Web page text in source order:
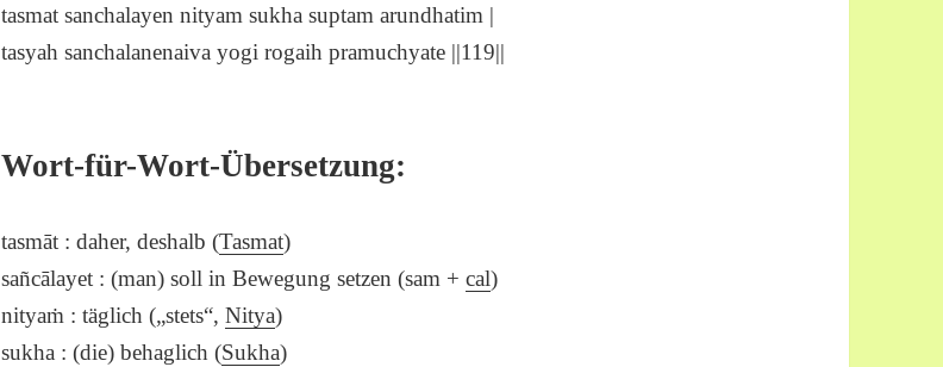
tasmat sanchalayen nityam sukha suptam arundhatim |
tasyah sanchalanenaiva yogi rogaih pramuchyate ||119||
Wort-für-Wort-Übersetzung:
tasmāt : daher, deshalb (Tasmat)
sañcālayet : (man) soll in Bewegung setzen (sam +cal)
nityaṁ : täglich („stets“,Nitya)
sukha : (die) behaglich (Sukha)